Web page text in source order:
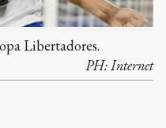
Libertadores.
PH:Internet